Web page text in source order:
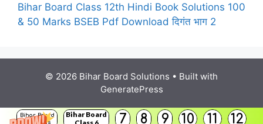
Bihar Board
Solutions
Bihar Board
7 8 9 10 11 12
Bihar Board Class 12th Hindi Book Solutions 100
& 50 Marks BSEB Pdf Download दिगंत भाग 2
© 2026 Bihar Board Solutions • Built with
GeneratePress